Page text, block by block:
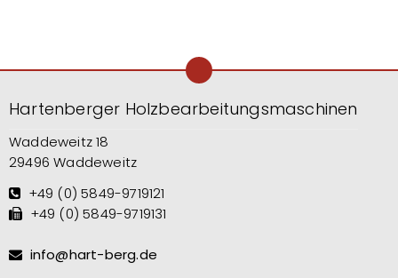
Hartenberger Holzbearbeitungsmaschinen
Waddeweitz 18
29496 Waddeweitz
+49 (0) 5849-9719121
+49 (0) 5849-9719131
info@hart-berg.de